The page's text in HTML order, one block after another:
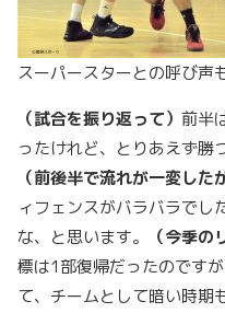
スーパースターとの呼び声
（試合を振り返って） 前半
ったけれど、とりあえず勝
（前後半で流れが一変した
ィフェンスがバラバラでし
な、と思います。
（今季の
標は1部復帰だったのです
て、チームとして暗い時期